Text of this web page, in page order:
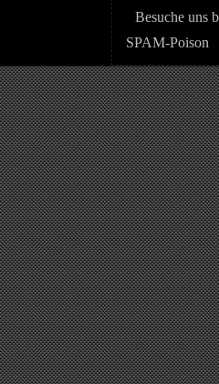
Besuche uns
SPAM-Poison